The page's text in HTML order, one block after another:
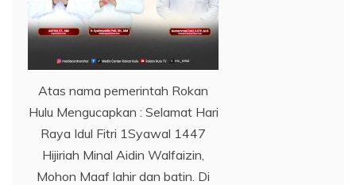
Atas nama pemerintah Rokan
Hulu Mengucapkan : Selamat Hari
Raya Idul Fitri 1Syawal 1447
Hijiriah Minal Aidin Walfaizin,
Mohon Maaf lahir dan batin. Di